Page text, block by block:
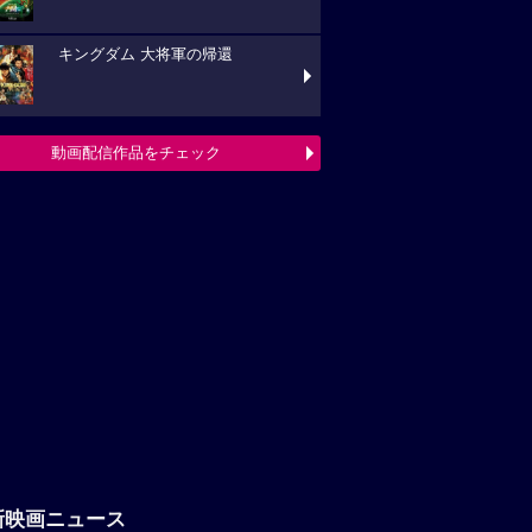
キングダム 大将軍の帰還
動画配信作品をチェック
映画ニュース